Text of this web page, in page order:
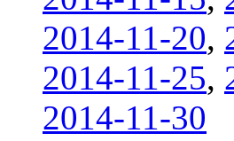
2014-11-20,
2014-11-25,
2014-11-30